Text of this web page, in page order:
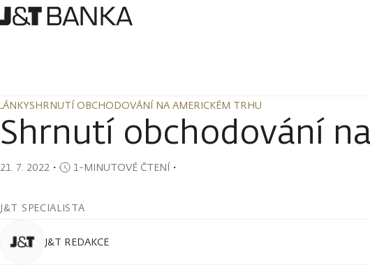
SHRNUTÍ OBCHODOVÁNÍ NA AMERICKÉM TRHU
SHRNUTÍ OBCHODOVÁNÍ NA AMERICKÉM TRHU
Shrnutí obchodování
21. 7. 2022 ・ 1-MINUTOVÉ ČTENÍ・
J&T SPECIALISTA
J&T REDAKCE